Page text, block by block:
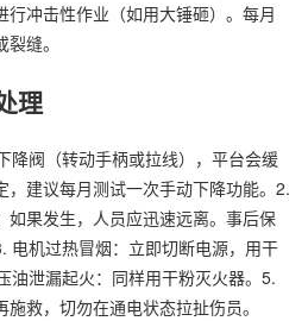
冲击性作业（如用大锤砸）。每月
缝。
理
降阀（转动手柄或拉线），平台会缓
，建议每月测试一次手动下降功能。2.
如果发生，人员应迅速远离。事后保
电机过热冒烟：立即切断电源，用干
油泄漏起火：同样用干粉灭火器。5.
救，切勿在通电状态拉扯伤员。